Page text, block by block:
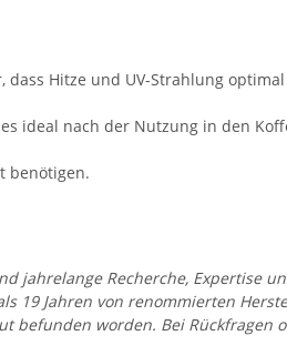
Hitze und UV-Strahlung
ideal nach der Nutzung in den
benötigen.
jahrelange Recherche, Expertise
19 Jahren von renommierten
befunden worden. Bei Rückfragen